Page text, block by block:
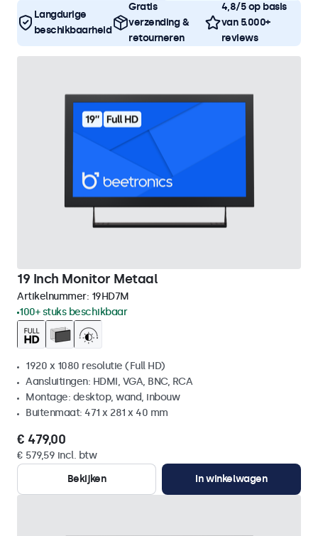
Langdurige
beschikbaarheid
Gratis
verzending &
retourneren
4,8/5 op basis
van 5.000+
reviews
19 Inch Monitor Metaal
Artikelnummer: 19HD7M
100+ stuks beschikbaar
1920 x 1080 resolutie (Full HD)
Aansluitingen: HDMI, VGA, BNC, RCA
Montage: desktop, wand, inbouw
Buitenmaat: 471 x 281 x 40 mm
€ 479,00
€ 579,59 incl. btw
Bekijken
In winkelwagen